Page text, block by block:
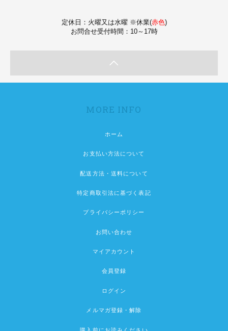
定休日：火曜又は水曜 ※休業(赤色)
お問合せ受付時間：10～17時
MORE INFO
ホーム
お支払い方法について
配送方法・送料について
特定商取引法に基づく表記
プライバシーポリシー
お問い合わせ
マイアカウント
会員登録
ログイン
メルマガ登録・解除
購入前にお読みください